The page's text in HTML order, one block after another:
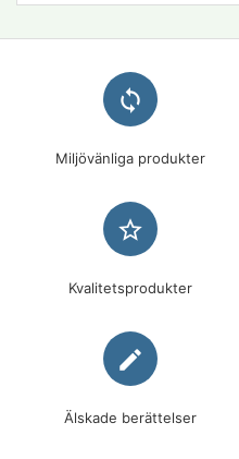
loop
Miljövänliga produkter
star_border
Kvalitetsprodukter
edit
Älskade berättelser